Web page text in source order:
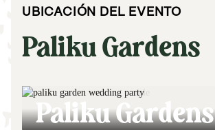
UBICACIÓN DEL EVENTO
Paliku Gardens
Paliku Gardens